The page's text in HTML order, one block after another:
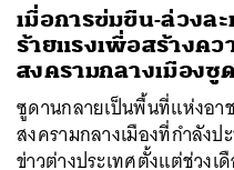
เมื่อการข่มขืน-ล่วงล
ร้ายแรงเพื่อสร้างคว
สงครามกลางเมืองซู
ซูดานกลายเป็นพื้นที่แห่งอา
สงครามกลางเมืองที่กำลัง
ข่าวต่างประเทศตั้งแต่ช่วงเ